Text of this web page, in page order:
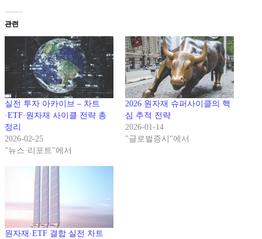
관련
실전 투자 아카이브 – 차트
·ETF·원자재 사이클 전략 총
정리
2026-02-25
"뉴스·리포트"에서
2026 원자재 슈퍼사이클의 핵
심 추적 전략
2026-01-14
"글로벌증시"에서
원자재·ETF 결합 실전 차트